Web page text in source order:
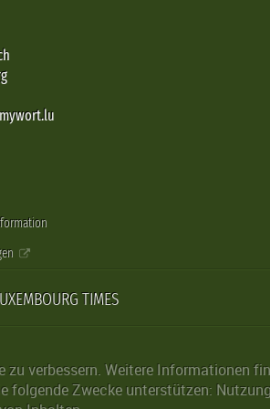
TIMES
verbessern. Weitere Informationen
folgende Zwecke unterstützen: